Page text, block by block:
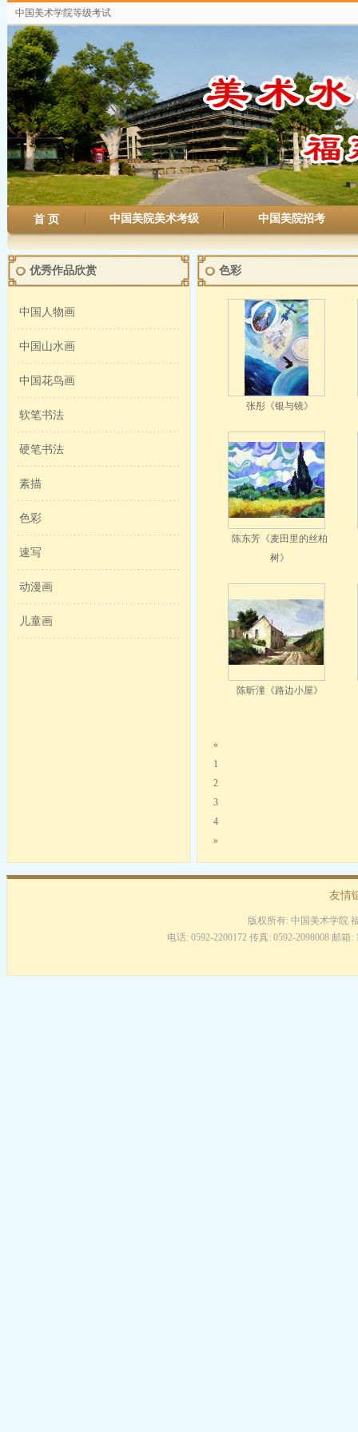
中国美术学院等级考试
首 页 中国美院美术考级 中国美院招考
优秀作品欣赏
中国人物画
中国山水画
中国花鸟画
软笔书法
硬笔书法
素描
色彩
速写
动漫画
儿童画
色彩
张彤《银与镜》
陈东芳《麦田里的丝柏
树》
陈昕潼《路边小屋》
«
1
2
3
4
»
友情
版权所有: 中国美术学院
电话: 0592-2200172 传真: 0592-2098008 邮